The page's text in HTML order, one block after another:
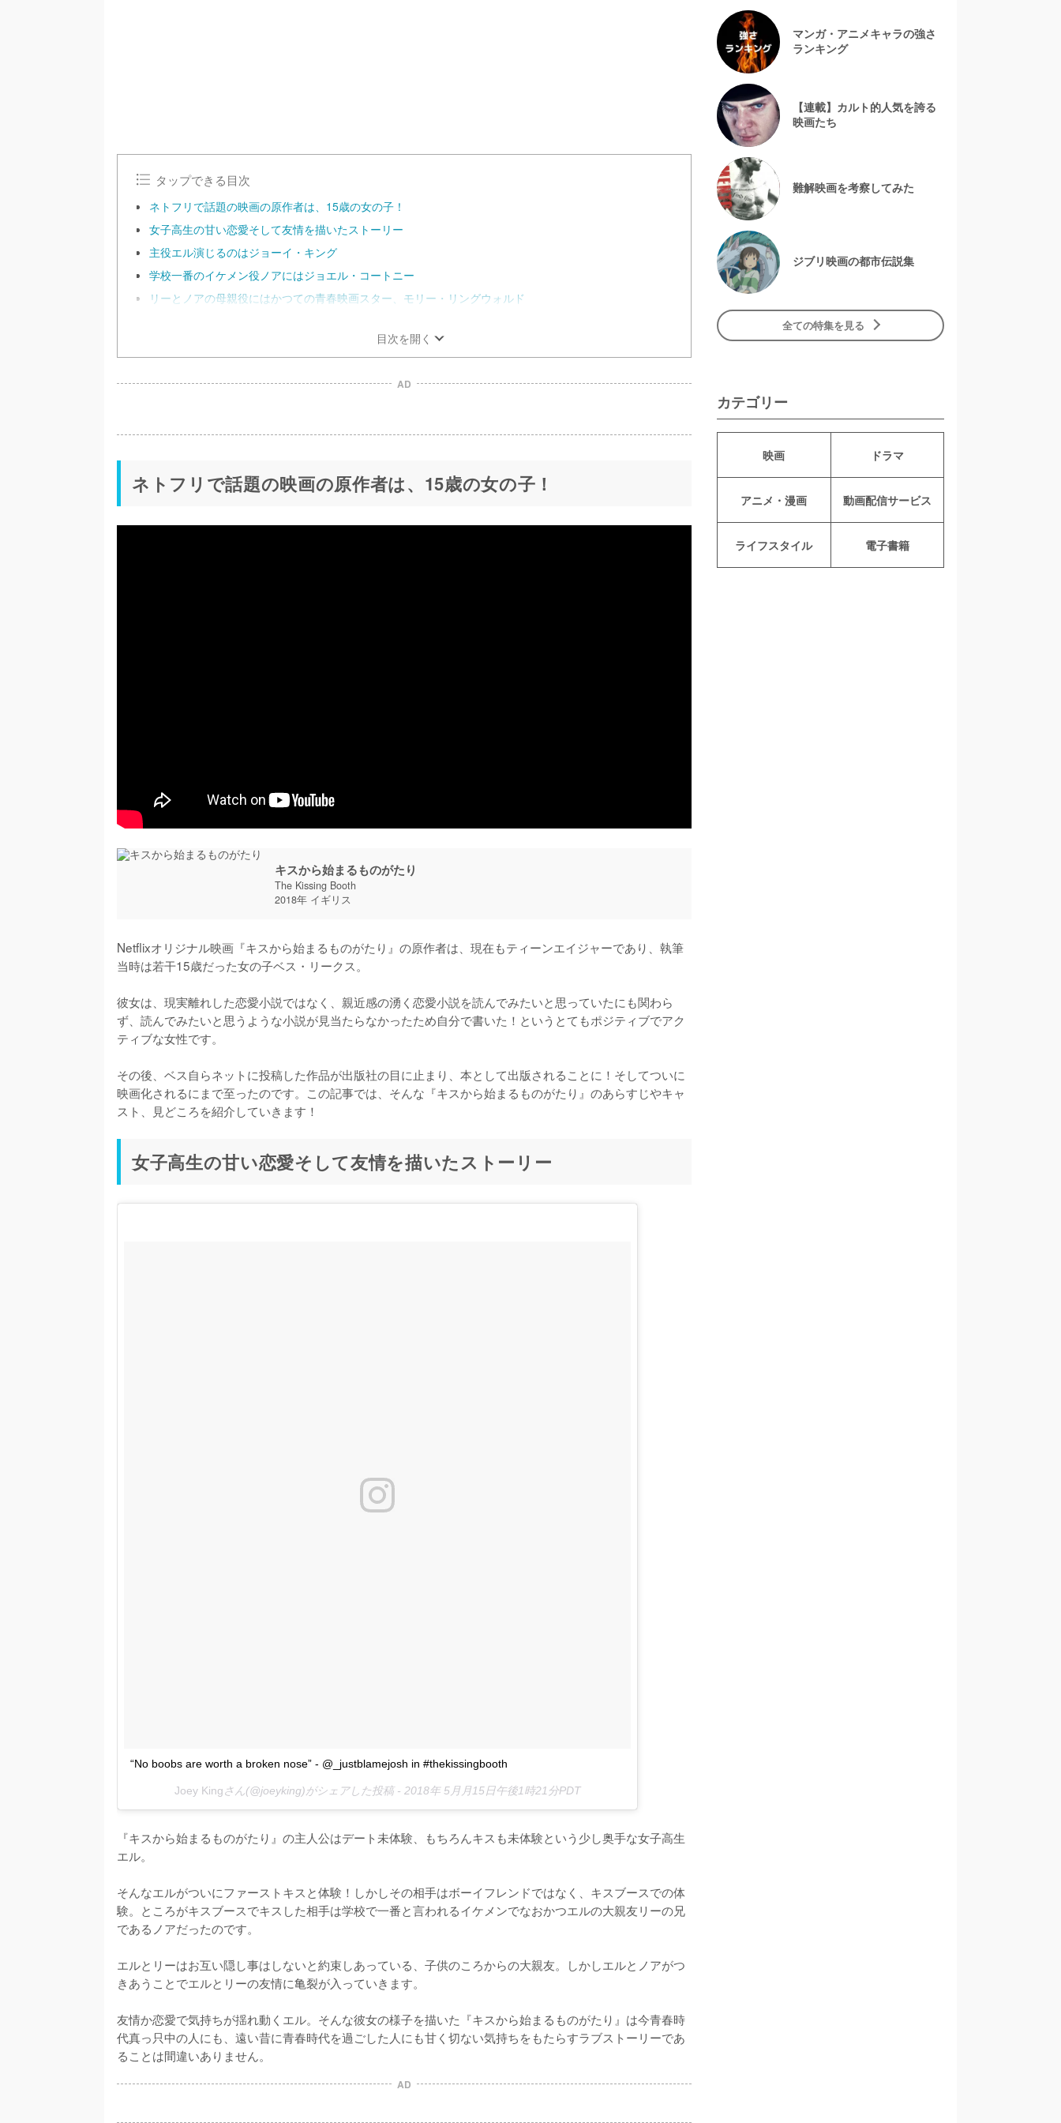
タップできる目次
ネトフリで話題の映画の原作者は、15歳の女の子！
女子高生の甘い恋愛そして友情を描いたストーリー
主役エル演じるのはジョーイ・キング
学校一番のイケメン役ノアにはジョエル・コートニー
リーとノアの母親役にはかつての青春映画スター、モリー・リングウォルド
目次を開く
AD
ネトフリで話題の映画の原作者は、15歳の女の子！
キスから始まるものがたり
The Kissing Booth
2018年 イギリス
Netflixオリジナル映画『キスから始まるものがたり』の原作者は、現在もティーンエイジャーであり、執筆
当時は若干15歳だった女の子ベス・リークス。
彼女は、現実離れした恋愛小説ではなく、親近感の湧く恋愛小説を読んでみたいと思っていたにも関わら
ず、読んでみたいと思うような小説が見当たらなかったため自分で書いた！というとてもポジティブでアク
ティブな女性です。
その後、ベス自らネットに投稿した作品が出版社の目に止まり、本として出版されることに！そしてついに
映画化されるにまで至ったのです。この記事では、そんな『キスから始まるものがたり』のあらすじやキャ
スト、見どころを紹介していきます！
女子高生の甘い恋愛そして友情を描いたストーリー
“No boobs are worth a broken nose” - @_justblamejosh in #thekissingbooth
Joey Kingさん(@joeyking)がシェアした投稿 - 2018年 5月月15日午後1時21分PDT
『キスから始まるものがたり』の主人公はデート未体験、もちろんキスも未体験という少し奥手な女子高生
エル。
そんなエルがついにファーストキスと体験！しかしその相手はボーイフレンドではなく、キスブースでの体
験。ところがキスブースでキスした相手は学校で一番と言われるイケメンでなおかつエルの大親友リーの兄
であるノアだったのです。
エルとリーはお互い隠し事はしないと約束しあっている、子供のころからの大親友。しかしエルとノアがつ
きあうことでエルとリーの友情に亀裂が入っていきます。
友情か恋愛で気持ちが揺れ動くエル。そんな彼女の様子を描いた『キスから始まるものがたり』は今青春時
代真っ只中の人にも、遠い昔に青春時代を過ごした人にも甘く切ない気持ちをもたらすラブストーリーであ
ることは間違いありません。
AD
マンガ・アニメキャラの強さ
ランキング
【連載】カルト的人気を誇る
映画たち
難解映画を考察してみた
ジブリ映画の都市伝説集
全ての特集を見る
カテゴリー
映画 ドラマ
アニメ・漫画 動画配信サービス
ライフスタイル 電子書籍